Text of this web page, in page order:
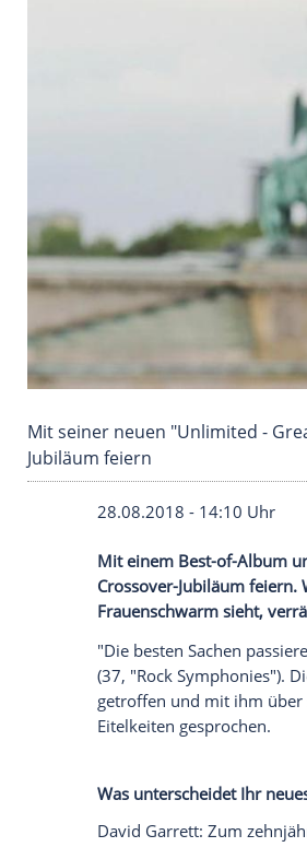
Mit seiner neuen
Jubiläum feiern
28.08.2018 - 14:10
Mit einem Best-of-
Crossover-Jubiläum